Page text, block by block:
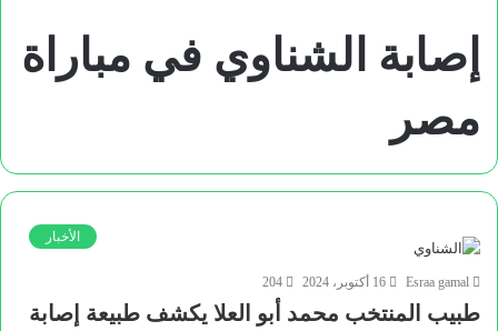
إصابة الشناوي في مباراة
مصر
الأخبار
Esraa gamal 16 أكتوبر، 2024 204
طبيب المنتخب محمد أبو العلا يكشف طبيعة إصابة